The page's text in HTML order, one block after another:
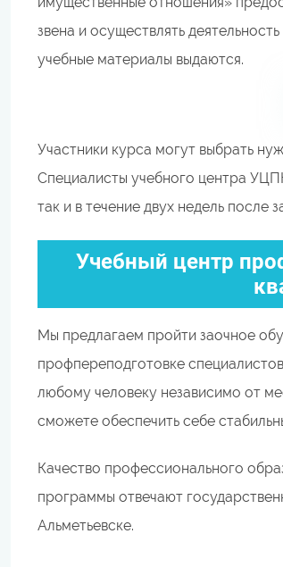
звена и осуществлять
учебные материалы выдаются.
Участники курса могут выбрать
Специалисты учебного центра
так и в течение двух недель после
Учебный центр
Мы предлагаем пройти заочное
профпереподготовке
любому человеку независимо от
сможете обеспечить себе
Качество профессионального
программы отвечают
Альметьевске.